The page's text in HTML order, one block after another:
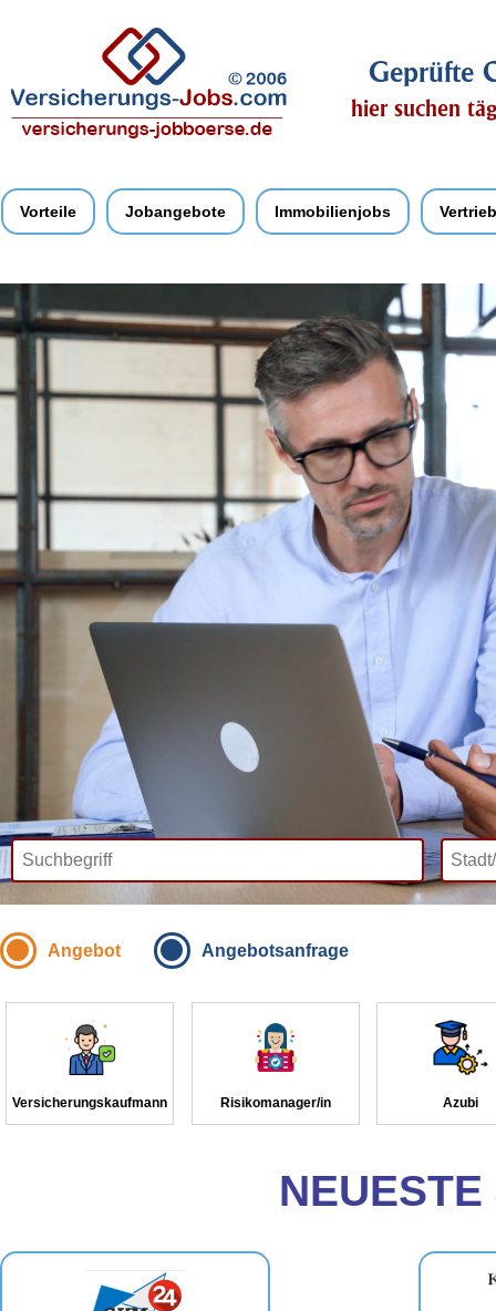
Geprüfte
hier suchen
Vorteile Jobangebote Immobilienjobs Vertrieb
Angebot Angebotsanfrage
Versicherungskaufmann Risikomanager/in Azubi